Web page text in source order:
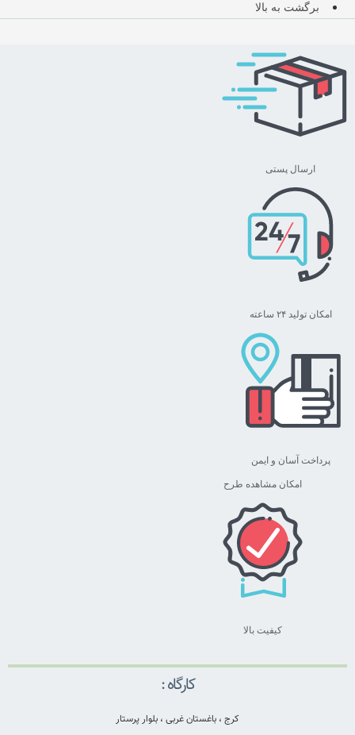
برگشت به بالا
ارسال پستی
امکان تولید ۲۴ ساعته
پرداخت آسان و ایمن
امکان مشاهده طرح
کیفیت بالا
کارگاه :
کرج ، باغستان غربی ، بلوار پرستار